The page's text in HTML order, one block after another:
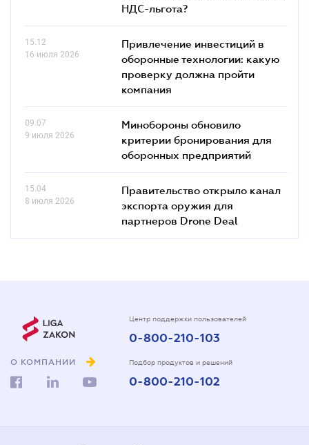
НДС-льгота?
15.12
16 июля 2026
Привлечение инвестиций в
оборонные технологии: какую
проверку должна пройти
компания
09.07
9 июля 2026
Минобороны обновило
критерии бронирования для
оборонных предприятий
15.04
8 июля 2026
Правительство открыло канал
экспорта оружия для
партнеров Drone Deal
О КОМПАНИИ
Центр поддержки пользователей
0-800-210-103
Подбор продуктов и решений
0-800-210-102